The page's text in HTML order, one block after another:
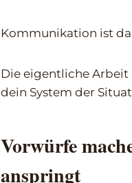
Kommunikation ist
Die eigentliche
dein System der
Vorwürfe
anspringt